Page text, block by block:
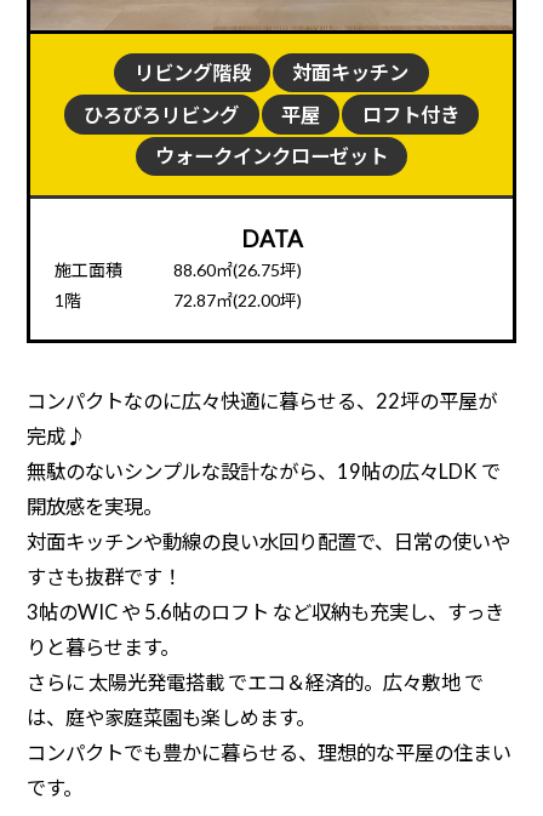
リビング階段
対面キッチン
ひろびろリビング
平屋
ロフト付き
ウォークインクローゼット
DATA
施工面積
88.60㎡(26.75坪)
1階
72.87㎡(22.00坪)
コンパクトなのに広々快適に暮らせる、22坪の平屋が
完成♪
無駄のないシンプルな設計ながら、19帖の広々LDK で
開放感を実現。
対面キッチンや動線の良い水回り配置で、日常の使いや
すさも抜群です！
3帖のWIC や 5.6帖のロフト など収納も充実し、すっき
りと暮らせます。
さらに 太陽光発電搭載 でエコ＆経済的。広々敷地 で
は、庭や家庭菜園も楽しめます。
コンパクトでも豊かに暮らせる、理想的な平屋の住まい
です。